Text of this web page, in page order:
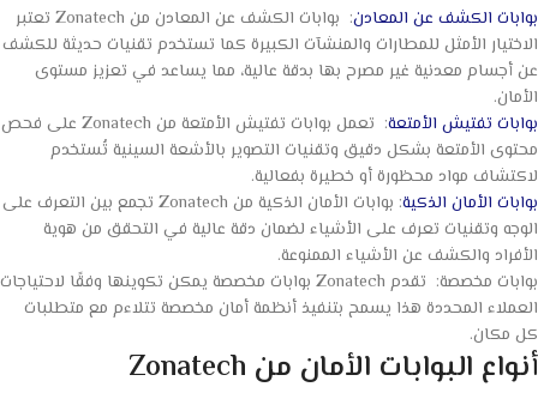
بوابات الكشف عن المعادن
: بوابات الكشف عن المعادن من Zonatech تعتبر
الاختيار الأمثل للمطارات والمنشآت الكبيرة كما تستخدم تقنيات حديثة للكشف
عن أجسام معدنية غير مصرح بها بدقة عالية، مما يساعد في تعزيز مستوى
الأمان.
بوابات تفتيش الأمتعة
: تعمل بوابات تفتيش الأمتعة من Zonatech على فحص
محتوى الأمتعة بشكل دقيق وتقنيات التصوير بالأشعة السينية تُستخدم
لاكتشاف مواد محظورة أو خطيرة بفعالية.
بوابات الأمان الذكية
: بوابات الأمان الذكية من Zonatech تجمع بين التعرف على
الوجه وتقنيات تعرف على الأشياء لضمان دقة عالية في التحقق من هوية
الأفراد والكشف عن الأشياء الممنوعة.
بوابات مخصصة: تقدم Zonatech بوابات مخصصة يمكن تكوينها وفقًا لاحتياجات
العملاء المحددة هذا يسمح بتنفيذ أنظمة أمان مخصصة تتلاءم مع متطلبات
كل مكان.
أنواع البوابات الأمان من Zonatech